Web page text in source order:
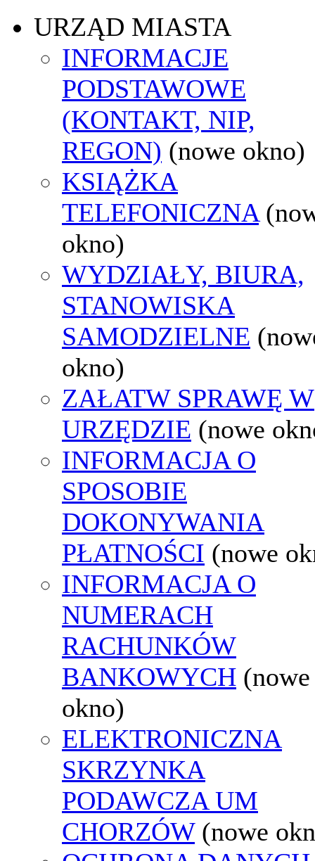
URZĄD MIASTA
INFORMACJE
PODSTAWOWE
(KONTAKT, NIP,
REGON) (nowe okno)
KSIĄŻKA
TELEFONICZNA
okno)
WYDZIAŁY, BIURA,
STANOWISKA
SAMODZIELNE
okno)
ZAŁATW SPRAWĘ W
URZĘDZIE (nowe
INFORMACJA O
SPOSOBIE
DOKONYWANIA
PŁATNOŚCI (nowe
INFORMACJA O
NUMERACH
RACHUNKÓW
BANKOWYCH (nowe
okno)
ELEKTRONICZNA
SKRZYNKA
PODAWCZA UM
CHORZÓW (nowe